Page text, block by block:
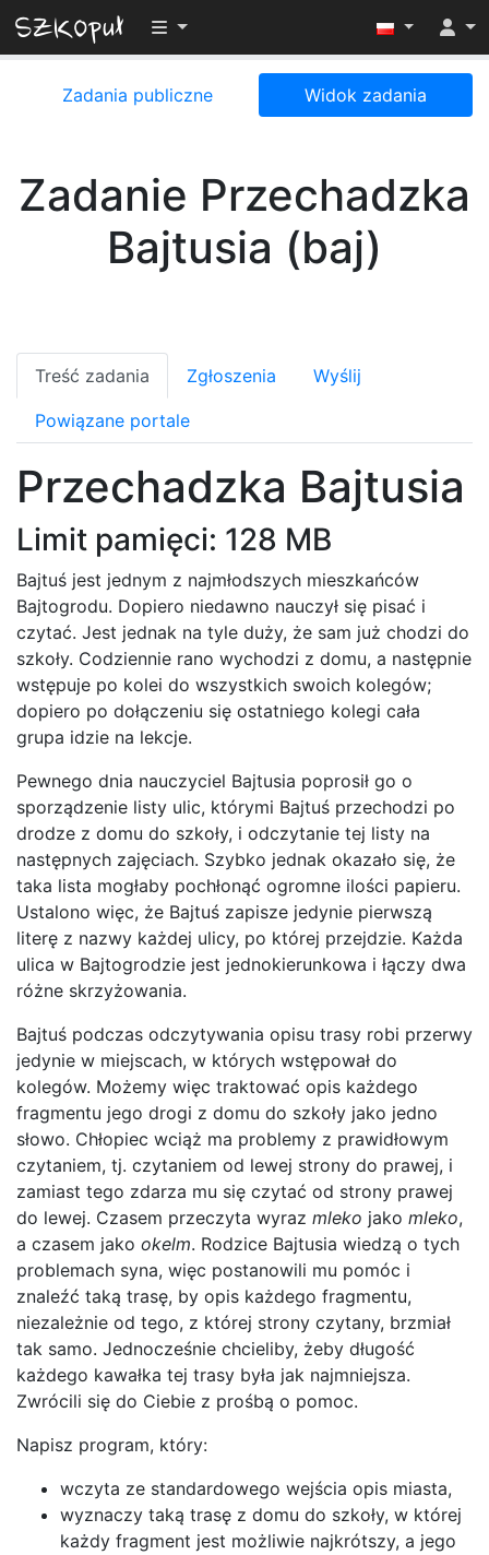
Przełącz widoczność menu
Zadania publiczne Widok zadania
Zadanie Przechadzka
Bajtusia (baj)
Treść zadania Zgłoszenia Wyślij
Powiązane portale
Przechadzka Bajtusia
Limit pamięci: 128 MB
Bajtuś jest jednym z najmłodszych mieszkańców
Bajtogrodu. Dopiero niedawno nauczył się pisać i
czytać. Jest jednak na tyle duży, że sam już chodzi do
szkoły. Codziennie rano wychodzi z domu, a następnie
wstępuje po kolei do wszystkich swoich kolegów;
dopiero po dołączeniu się ostatniego kolegi cała
grupa idzie na lekcje.
Pewnego dnia nauczyciel Bajtusia poprosił go o
sporządzenie listy ulic, którymi Bajtuś przechodzi po
drodze z domu do szkoły, i odczytanie tej listy na
następnych zajęciach. Szybko jednak okazało się, że
taka lista mogłaby pochłonąć ogromne ilości papieru.
Ustalono więc, że Bajtuś zapisze jedynie pierwszą
literę z nazwy każdej ulicy, po której przejdzie. Każda
ulica w Bajtogrodzie jest jednokierunkowa i łączy dwa
różne skrzyżowania.
Bajtuś podczas odczytywania opisu trasy robi przerwy
jedynie w miejscach, w których wstępował do
kolegów. Możemy więc traktować opis każdego
fragmentu jego drogi z domu do szkoły jako jedno
słowo. Chłopiec wciąż ma problemy z prawidłowym
czytaniem, tj. czytaniem od lewej strony do prawej, i
zamiast tego zdarza mu się czytać od strony prawej
do lewej. Czasem przeczyta wyraz mleko jako mleko,
a czasem jako okelm. Rodzice Bajtusia wiedzą o tych
problemach syna, więc postanowili mu pomóc i
znaleźć taką trasę, by opis każdego fragmentu,
niezależnie od tego, z której strony czytany, brzmiał
tak samo. Jednocześnie chcieliby, żeby długość
każdego kawałka tej trasy była jak najmniejsza.
Zwrócili się do Ciebie z prośbą o pomoc.
Napisz program, który:
wczyta ze standardowego wejścia opis miasta,
wyznaczy taką trasę z domu do szkoły, w której
każdy fragment jest możliwie najkrótszy, a jego